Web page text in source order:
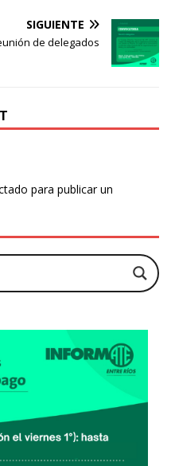
SIGUIENTE
de delegados
para publicar un